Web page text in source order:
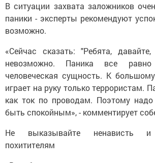
В ситуации захвата заложников
паники - эксперты рекомендуют
возможно.
«Сейчас сказать: "Ребята,
невозможно. Паника все
человеческая сущность. К
играет на руку только террористам.
как ток по проводам. Поэтому
быть спокойным», - комментирует
Не выказывайте ненависть и
похитителям